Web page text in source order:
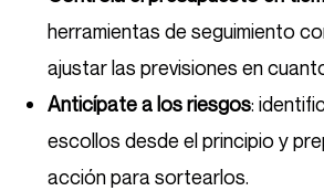
herramientas de seguimiento
ajustar las previsiones en
Anticípate a los riesgos:
escollos desde el principio y
acción para sortearlos.